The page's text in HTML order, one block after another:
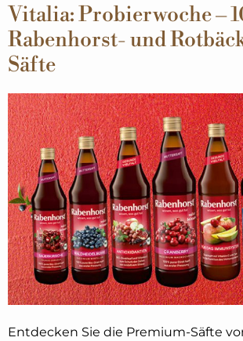
Vitalia: Probierwoche –
Rabenhorst- und
Säfte
Entdecken Sie die Premium-Säfte